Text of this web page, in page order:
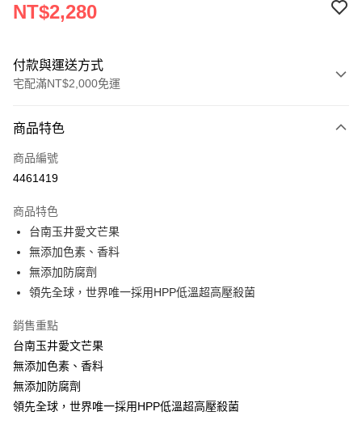
NT$2,280
付款與運送方式
宅配滿NT$2,000免運
信用卡一次付款
LINE Pay
街口支付
悠遊付
Google Pay
全盈+PAY
ATM付款
運送方式
冷凍宅配
商品特色
商品編號
4461419
商品特色
台南玉井愛文芒果
無添加色素、香料
無添加防腐劑
領先全球，世界唯一採用HPP低溫超高壓殺菌
銷售重點
台南玉井愛文芒果
無添加色素、香料
無添加防腐劑
領先全球，世界唯一採用HPP低溫超高壓殺菌